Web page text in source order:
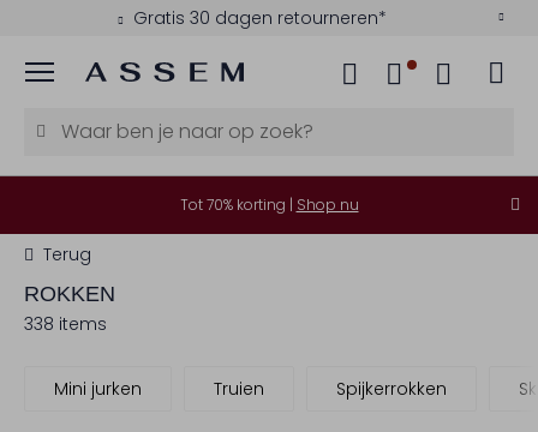
Kies zelf je bezorgmoment
Menu
Tot 70% korting | Shop nu
Terug
ROKKEN
338 items
Mini jurken Truien Spijkerrokken